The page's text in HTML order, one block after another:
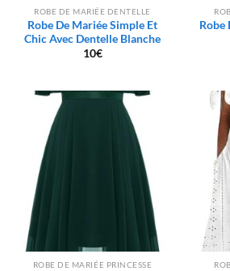
ROBE DE MARIÉE DENTELLE
Robe De Mariée Simple Et
Chic Avec Dentelle Blanche
10€
Robe
ROBE DE MARIÉE PRINCESSE